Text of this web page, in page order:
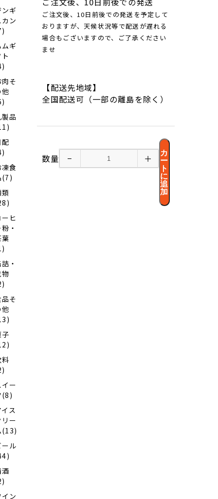
ギ
ン
ギ
そ
品
食
(7)
ヒ
・
・
そ
ー
(8)
ス
ー
(13)
ール
ン
ご注文後、10日前後での発送を予定して
おりますが、天候状況等で配送が遅れる
場合もございますので、ご了承ください
ませ
【配送先地域】
全国配送可（一部の離島を除く）
数量 − ＋
カ
ー
ト
に
追
加